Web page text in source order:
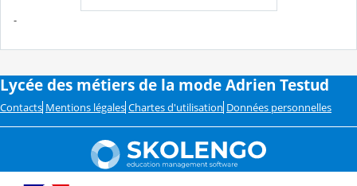
-
Lycée des métiers de la mode Adrien Testud
Contacts Mentions légales Chartes d'utilisation Données personnelles